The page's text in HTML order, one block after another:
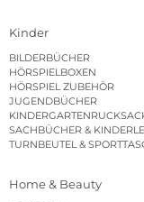
Kinder
BILDERBÜCHER
HÖRSPIELBOXEN
HÖRSPIEL ZUBEHÖR
JUGENDBÜCHER
SACHBÜCHER &
TURNBEUTEL &
Home & Beauty